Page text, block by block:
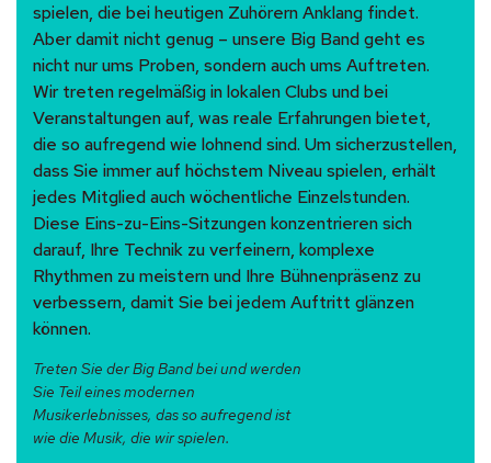
spielen, die bei heutigen Zuhörern Anklang findet.
Aber damit nicht genug – unsere Big Band geht es
nicht nur ums Proben, sondern auch ums Auftreten.
Wir treten regelmäßig in lokalen Clubs und bei
Veranstaltungen auf, was reale Erfahrungen bietet,
die so aufregend wie lohnend sind. Um sicherzustellen,
dass Sie immer auf höchstem Niveau spielen, erhält
jedes Mitglied auch wöchentliche Einzelstunden.
Diese Eins-zu-Eins-Sitzungen konzentrieren sich
darauf, Ihre Technik zu verfeinern, komplexe
Rhythmen zu meistern und Ihre Bühnenpräsenz zu
verbessern, damit Sie bei jedem Auftritt glänzen
können.
Treten Sie der Big Band bei und werden
Sie Teil eines modernen
Musikerlebnisses, das so aufregend ist
wie die Musik, die wir spielen.